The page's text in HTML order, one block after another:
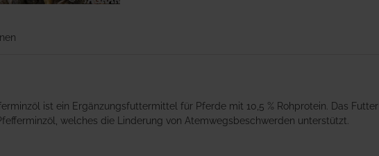
ist ein Ergänzungsfuttermittel für Pferde mit 10,5 % Rohprotein. Das Futter
welches die Linderung von Atemwegsbeschwerden unterstützt.